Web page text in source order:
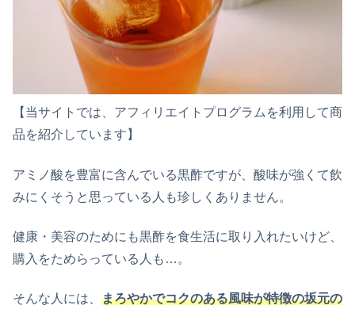
【当サイトでは、アフィリエイトプログラムを利用して商
品を紹介しています】
アミノ酸を豊富に含んでいる黒酢ですが、酸味が強くて飲
みにくそうと思っている人も珍しくありません。
健康・美容のためにも黒酢を食生活に取り入れたいけど、
購入をためらっている人も…。
そんな人には、 まろやかでコクのある風味が特徴の坂元の